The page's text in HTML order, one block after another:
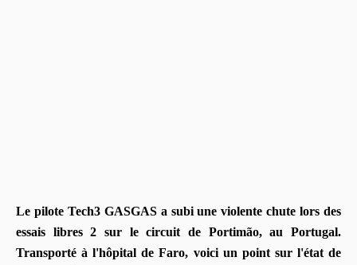
Le pilote Tech3 GASGAS a subi une violente chute lors des
essais libres 2 sur le circuit de Portimão, au Portugal.
Transporté à l'hôpital de Faro, voici un point sur l'état de